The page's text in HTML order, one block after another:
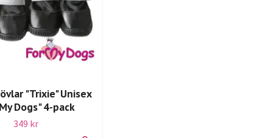
"Trixie" Unisex
Dogs" 4-pack
349 kr